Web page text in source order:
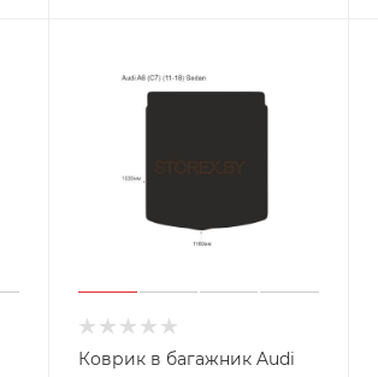
Коврик в багажник Audi